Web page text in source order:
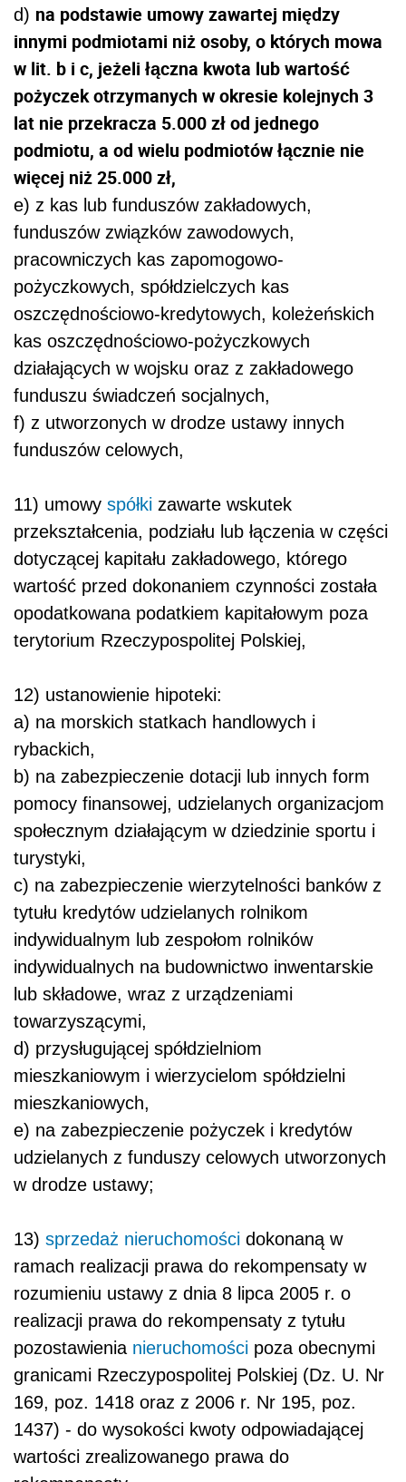
d) na podstawie umowy zawartej między
innymi podmiotami niż osoby, o których mowa
w lit. b i c, jeżeli łączna kwota lub wartość
pożyczek otrzymanych w okresie kolejnych 3
lat nie przekracza 5.000 zł od jednego
podmiotu, a od wielu podmiotów łącznie nie
więcej niż 25.000 zł,
e) z kas lub funduszów zakładowych,
funduszów związków zawodowych,
pracowniczych kas zapomogowo-
pożyczkowych, spółdzielczych kas
oszczędnościowo-kredytowych, koleżeńskich
kas oszczędnościowo-pożyczkowych
działających w wojsku oraz z zakładowego
funduszu świadczeń socjalnych,
f) z utworzonych w drodze ustawy innych
funduszów celowych,
11) umowy spółki zawarte wskutek
przekształcenia, podziału lub łączenia w części
dotyczącej kapitału zakładowego, którego
wartość przed dokonaniem czynności została
opodatkowana podatkiem kapitałowym poza
terytorium Rzeczypospolitej Polskiej,
12) ustanowienie hipoteki:
a) na morskich statkach handlowych i
rybackich,
b) na zabezpieczenie dotacji lub innych form
pomocy finansowej, udzielanych organizacjom
społecznym działającym w dziedzinie sportu i
turystyki,
c) na zabezpieczenie wierzytelności banków z
tytułu kredytów udzielanych rolnikom
indywidualnym lub zespołom rolników
indywidualnych na budownictwo inwentarskie
lub składowe, wraz z urządzeniami
towarzyszącymi,
d) przysługującej spółdzielniom
mieszkaniowym i wierzycielom spółdzielni
mieszkaniowych,
e) na zabezpieczenie pożyczek i kredytów
udzielanych z funduszy celowych utworzonych
w drodze ustawy;
13) sprzedaż nieruchomości dokonaną w
ramach realizacji prawa do rekompensaty w
rozumieniu ustawy z dnia 8 lipca 2005 r. o
realizacji prawa do rekompensaty z tytułu
pozostawienia nieruchomości poza obecnymi
granicami Rzeczypospolitej Polskiej (Dz. U. Nr
169, poz. 1418 oraz z 2006 r. Nr 195, poz.
1437) - do wysokości kwoty odpowiadającej
wartości zrealizowanego prawa do